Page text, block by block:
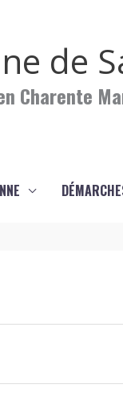
de
Charente